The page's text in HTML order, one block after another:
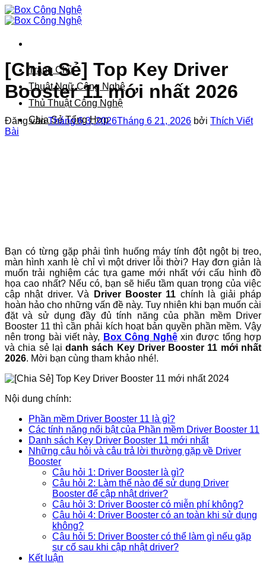
Bỏ
qua
dung
Trang Chủ
Thuật Ngữ Công Nghệ
Thủ Thuật Công Nghệ
Chia Sẻ Tổng Hợp
[Chia Sẻ] Top Key Driver
Booster 11 mới nhất 2026
Đăng vàoTháng 6 3, 2026Tháng 6 21, 2026 bởi Thích Viết
Bài
Bạn có từng gặp phải tình huống máy tính đột ngột bị treo,
màn hình xanh lè chỉ vì một driver lỗi thời? Hay đơn giản là
muốn trải nghiệm các tựa game mới nhất với cấu hình đồ
họa cao nhất? Nếu có, bạn sẽ hiểu tầm quan trọng của việc
cập nhật driver. Và
Driver Booster 11 chính là giải pháp
hoàn hảo cho những vấn đề này. Tuy nhiên khi bạn muốn cài
đặt và sử dụng đầy đủ tính năng của phần mềm Driver
Booster 11 thì cần phải kích hoạt bản quyền phần mềm. Vậy
nên trong bài viết này, Box Công Nghệxin được tổng hợp
và chia sẻ lạidanh sách Key Driver Booster 11 mới nhất
2026. Mời bạn cùng tham khảo nhé!.
Nội dung chính:
Phần mềm Driver Booster 11 là gì?
Các tính năng nổi bật của Phần mềm Driver Booster 11
Danh sách Key Driver Booster 11 mới nhất
Những câu hỏi và câu trả lời thường gặp về Driver
Booster
Câu hỏi 1: Driver Booster là gì?
Câu hỏi 2: Làm thế nào để sử dụng Driver
Booster để cập nhật driver?
Câu hỏi 3: Driver Booster có miễn phí không?
Câu hỏi 4: Driver Booster có an toàn khi sử dụng
không?
Câu hỏi 5: Driver Booster có thể làm gì nếu gặp
sự cố sau khi cập nhật driver?
Kết luận